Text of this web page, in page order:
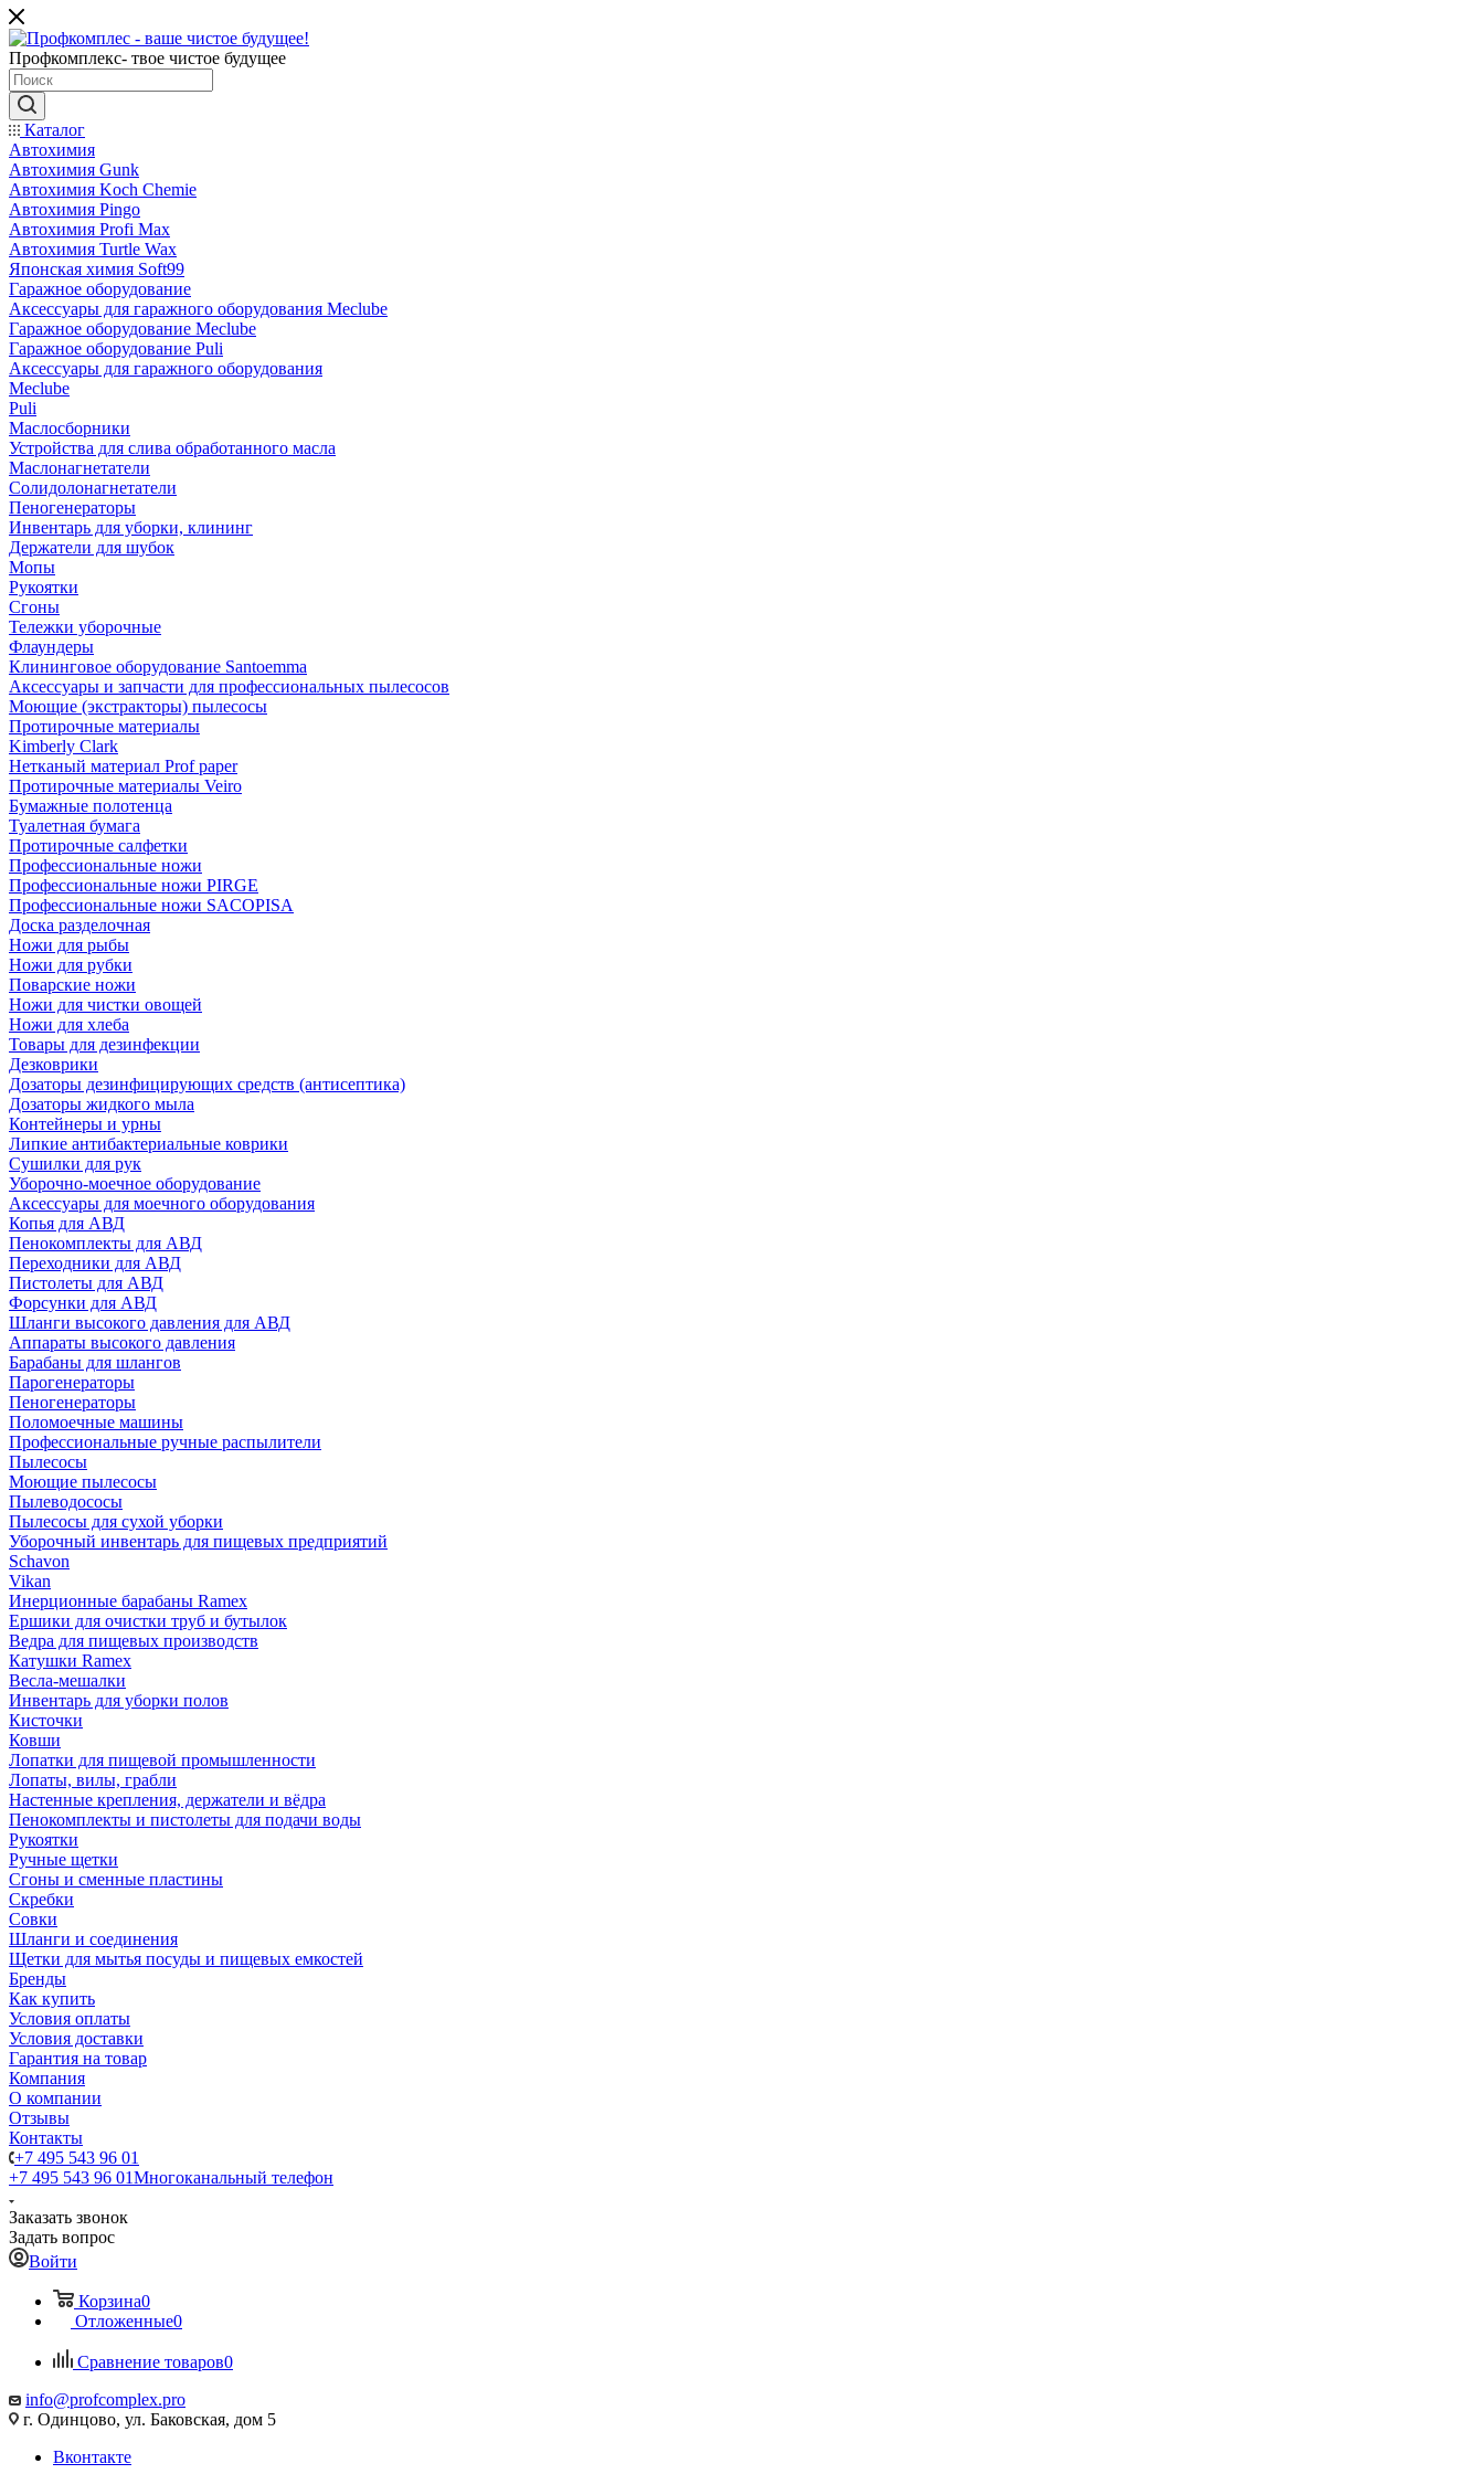
Профкомплекс- твое чистое будущее
Каталог
Автохимия
Автохимия Gunk
Автохимия Koch Chemie
Автохимия Pingo
Автохимия Profi Max
Автохимия Turtle Wax
Японская химия Soft99
Гаражное оборудование
Аксессуары для гаражного оборудования Meclube
Гаражное оборудование Meclube
Гаражное оборудование Puli
Аксессуары для гаражного оборудования
Meclube
Puli
Маслосборники
Устройства для слива обработанного масла
Маслонагнетатели
Солидолонагнетатели
Пеногенераторы
Инвентарь для уборки, клининг
Держатели для шубок
Мопы
Рукоятки
Сгоны
Тележки уборочные
Флаундеры
Клининговое оборудование Santoemma
Аксессуары и запчасти для профессиональных пылесосов
Моющие (экстракторы) пылесосы
Протирочные материалы
Kimberly Clark
Нетканый материал Prof paper
Протирочные материалы Veiro
Бумажные полотенца
Туалетная бумага
Протирочные салфетки
Профессиональные ножи
Профессиональные ножи PIRGE
Профессиональные ножи SACOPISA
Доска разделочная
Ножи для рыбы
Ножи для рубки
Поварские ножи
Ножи для чистки овощей
Ножи для хлеба
Товары для дезинфекции
Дезковрики
Дозаторы дезинфицирующих средств (антисептика)
Дозаторы жидкого мыла
Контейнеры и урны
Липкие антибактериальные коврики
Сушилки для рук
Уборочно-моечное оборудование
Аксессуары для моечного оборудования
Копья для АВД
Пенокомплекты для АВД
Переходники для АВД
Пистолеты для АВД
Форсунки для АВД
Шланги высокого давления для АВД
Аппараты высокого давления
Барабаны для шлангов
Парогенераторы
Пеногенераторы
Поломоечные машины
Профессиональные ручные распылители
Пылесосы
Моющие пылесосы
Пылеводососы
Пылесосы для сухой уборки
Уборочный инвентарь для пищевых предприятий
Schavon
Vikan
Инерционные барабаны Ramex
Ершики для очистки труб и бутылок
Ведра для пищевых производств
Катушки Ramex
Весла-мешалки
Инвентарь для уборки полов
Кисточки
Ковши
Лопатки для пищевой промышленности
Лопаты, вилы, грабли
Настенные крепления, держатели и вёдра
Пенокомплекты и пистолеты для подачи воды
Рукоятки
Ручные щетки
Сгоны и сменные пластины
Скребки
Совки
Шланги и соединения
Щетки для мытья посуды и пищевых емкостей
Бренды
Как купить
Условия оплаты
Условия доставки
Гарантия на товар
Компания
О компании
Отзывы
Контакты
+7 495 543 96 01
+7 495 543 96 01Многоканальный телефон
Заказать звонок
Задать вопрос
Войти
Корзина0
Отложенные0
Сравнение товаров0
info@profcomplex.pro
г. Одинцово, ул. Баковская, дом 5
Вконтакте